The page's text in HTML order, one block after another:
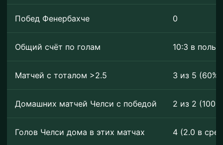
Побед Фенербахче 0
Общий счёт по голам 10:3 в
Матчей с тоталом >2.5 3 из 5 (60%)
Домашних матчей Челси с победой 2 из 2
Голов Челси дома в этих матчах 4 (2.0 в